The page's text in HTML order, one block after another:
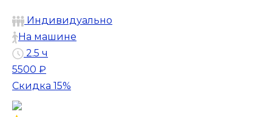
Индивидуально
На машине
2.5 ч
5500 ₽
Скидка 15%